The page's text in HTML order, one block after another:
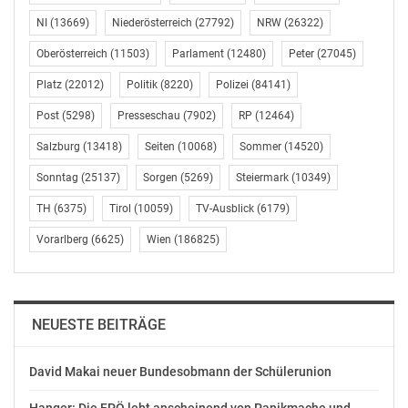
Millionen Euro in den Schutz vor Naturgefahren, die
durch den Klimawandel massiv zunehmen. Mit der
Fertigstellung des Bauabschnitts Altenmarkt haben wir
einen wesentlichen Meilenstein im
Gesamthochwasserschutzkonzept Fürstenfeld erreicht.
Das neue Rückhaltebecken kann schwere Schäden
nachhaltig verhindern und bietet Schutz für hunderte
Menschen sowie deren Eigentum. Damit trägt dieser
Hochwasserschutz nicht nur entscheidend zur
Sicherheit, sondern auch zur Steigerung der
Lebensqualität in der Region bei,“ so Landesrat Hans
„Mein großer Dank bei diesem weitreichenden Projekt
gilt vor allem auch den Grundeigentümern, die bereit
notwendigen Flächen zur Verfügung zu stellen. Erst
dadurch wurde es möglich, dieses weitreichende
NI (13669) Niederösterreich (27792) NRW (26322)
Oberösterreich (11503) Parlament (12480) Peter (27045)
Platz (22012) Politik (8220) Polizei (84141)
Post (5298) Presseschau (7902) RP (12464)
Salzburg (13418) Seiten (10068) Sommer (14520)
Sonntag (25137) Sorgen (5269) Steiermark (10349)
TH (6375) Tirol (10059) TV-Ausblick (6179)
Vorarlberg (6625) Wien (186825)
NEUESTE BEITRÄGE
David Makai neuer Bundesobmann der Schülerunion